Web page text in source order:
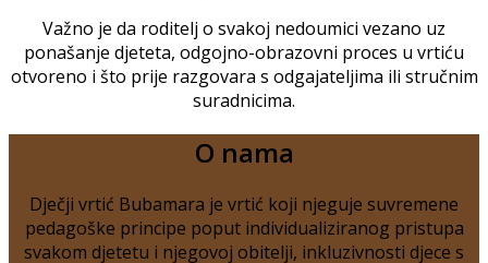
Važno je da roditelj o svakoj nedoumici vezano uz
ponašanje djeteta, odgojno-obrazovni proces u vrtiću
otvoreno i što prije razgovara s odgajateljima ili stručnim
suradnicima.
O nama
Dječji vrtić Bubamara je vrtić koji njeguje suvremene
pedagoške principe poput individualiziranog pristupa
svakom djetetu i njegovoj obitelji, inkluzivnosti djece s